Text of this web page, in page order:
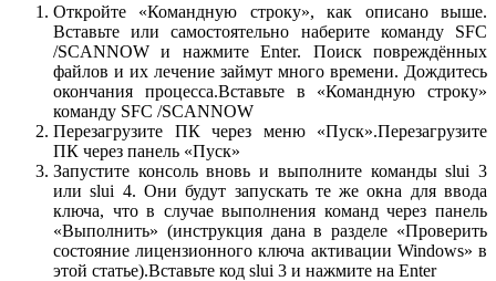
Откройте «Командную строку», как описано выше.
Вставьте или самостоятельно наберите команду SFC
/SCANNOW и нажмите Enter. Поиск повреждённых
файлов и их лечение займут много времени. Дождитесь
окончания процесса.Вставьте в «Командную строку»
команду SFC /SCANNOW
Перезагрузите ПК через меню «Пуск».Перезагрузите
ПК через панель «Пуск»
Запустите консоль вновь и выполните команды slui 3
или slui 4. Они будут запускать те же окна для ввода
ключа, что в случае выполнения команд через панель
«Выполнить» (инструкция дана в разделе «Проверить
состояние лицензионного ключа активации Windows» в
этой статье).Вставьте код slui 3 и нажмите на Enter